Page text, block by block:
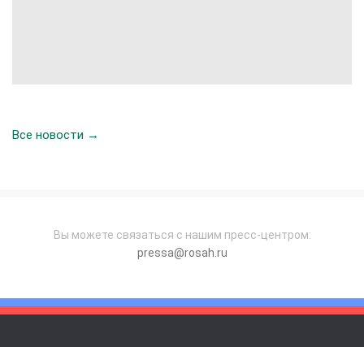
Все новости →
Вы можете связаться с нашим пресс-центром:
pressa@rosah.ru